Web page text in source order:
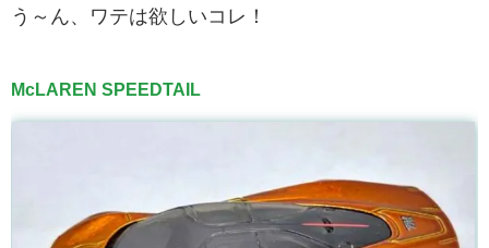
う～ん、ワテは欲しいコレ！
McLAREN SPEEDTAIL